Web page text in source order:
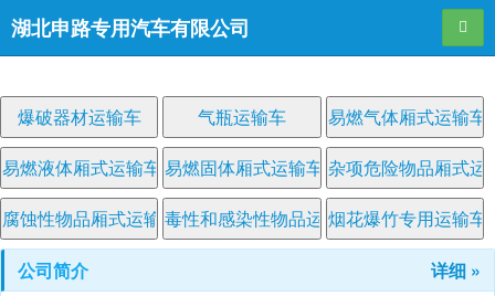
湖北申路专用汽车有限公司 导航
爆破器材运输车 气瓶运输车
易燃气体厢式运输车
易燃液体厢式运输车 易燃固体厢式运输车 杂项危险物品厢式运
腐蚀性物品厢式运输车毒性和感染性物品运输车烟花爆竹专用运输车
公司简介
详细 »